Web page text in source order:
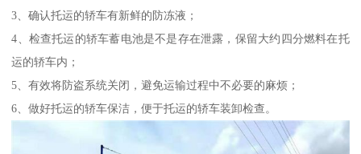
3、确认托运的轿车有新鲜的防冻液；
4、检查托运的轿车蓄电池是不是存在泄露，保留大约四分燃料在托
运的轿车内；
5、有效将防盗系统关闭，避免运输过程中不必要的麻烦；
6、做好托运的轿车保洁，便于托运的轿车装卸检查。